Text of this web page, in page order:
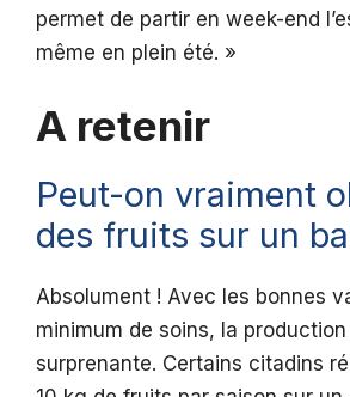
permet de partir en week-end
même en plein été. »
A retenir
Peut-on vraiment
des fruits sur un
Absolument ! Avec les bonnes
minimum de soins, la
surprenante. Certains citadins